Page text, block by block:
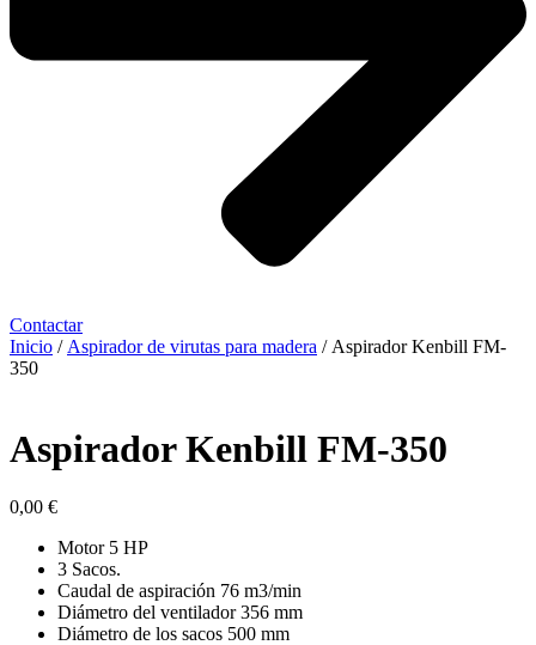
Contactar
Inicio / Aspirador de virutas para madera / Aspirador Kenbill FM-
350
Aspirador Kenbill FM-350
0,00 €
Motor 5 HP
3 Sacos.
Caudal de aspiración 76 m3/min
Diámetro del ventilador 356 mm
Diámetro de los sacos 500 mm